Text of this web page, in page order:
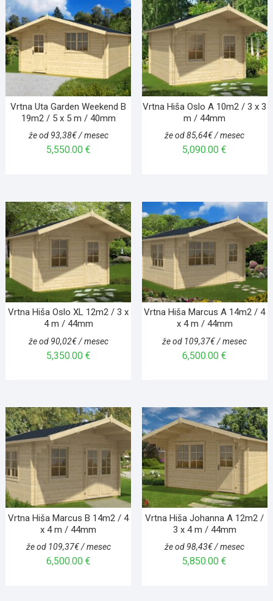
Vrtna Uta Garden Weekend B
19m2 / 5 x 5 m / 40mm
že od 93,38€ / mesec
5,550.00 €
Vrtna Hiša Oslo A 10m2 / 3 x 3
m / 44mm
že od 85,64€ / mesec
5,090.00€
Vrtna Hiša Oslo XL 12m2 / 3 x
4 m / 44mm
že od 90,02€ / mesec
5,350.00 €
Vrtna Hiša Marcus A 14m2 / 4
x 4 m / 44mm
že od 109,37€ / mesec
6,500.00€
Vrtna Hiša Marcus B 14m2 / 4
x 4 m / 44mm
že od 109,37€ / mesec
6,500.00 €
Vrtna Hiša Johanna A 12m2 /
3 x 4 m / 44mm
že od 98,43€ / mesec
5,850.00€